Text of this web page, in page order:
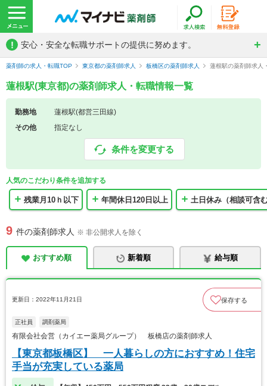
! 安心・安全な転職サポートの提供に努めます。
薬剤師の求人・転職TOP 東京都の薬剤師求人 板橋区の薬剤師求人 蓮根駅の薬剤師求人
蓮根駅(東京都)の薬剤師求人・転職情報一覧
勤務地
蓮根駅(都営三田線)
その他
指定なし
条件を変更する
人気のこだわり条件を追加する
残業月10ｈ以下 年間休日120日以上 土日休み（相談可含
9 件の薬剤師求人 ※ 非公開求人を除く
おすすめ順 新着順 給与順
更新日：2022年11月21日 保存する
正社員 調剤薬局
有限会社会営（カイエー薬局グループ） 板橋店の薬剤師求人
【東京都板橋区】 一人暮らしの方におすすめ！住宅
手当が充実している薬局